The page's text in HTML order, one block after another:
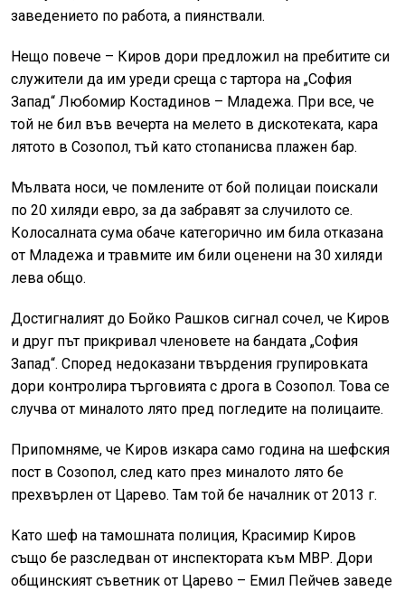
заведението по работа, а пиянствали.
Нещо повече – Киров дори предложил на пребитите си
служители да им уреди среща с тартора на „София
Запад“ Любомир Костадинов – Младежа. При все, че
той не бил във вечерта на мелето в дискотеката, кара
лятото в Созопол, тъй като стопанисва плажен бар.
Мълвата носи, че помлените от бой полицаи поискали
по 20 хиляди евро, за да забравят за случилото се.
Колосалната сума обаче категорично им била отказана
от Младежа и травмите им били оценени на 30 хиляди
лева общо.
Достигналият до Бойко Рашков сигнал сочел, че Киров
и друг път прикривал членовете на бандата „София
Запад“. Според недоказани твърдения групировката
дори контролира търговията с дрога в Созопол. Това се
случва от миналото лято пред погледите на полицаите.
Припомняме, че Киров изкара само година на шефския
пост в Созопол, след като през миналото лято бе
прехвърлен от Царево. Там той бе началник от 2013 г.
Като шеф на тамошната полиция, Красимир Киров
също бе разследван от инспектората към МВР. Дори
общинският съветник от Царево – Емил Пейчев заведе